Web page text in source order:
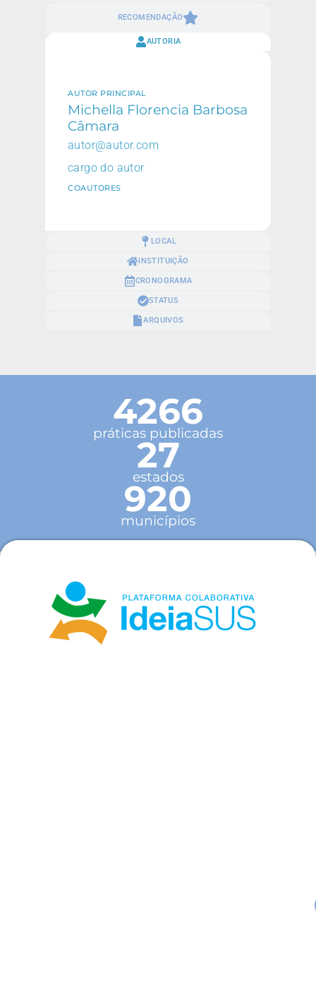
RECOMENDAÇÃO
AUTORIA
LOCAL
INSTITUIÇÃO
CRONOGRAMA
STATUS
ARQUIVOS
AUTOR PRINCIPAL
Michella Florencia Barbosa
Câmara
autor@autor.com
cargo do autor
COAUTORES
4266
práticas publicadas
27
estados
920
municípios